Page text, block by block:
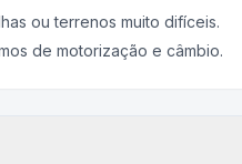
ou terrenos muito difíceis.
de motorização e câmbio.